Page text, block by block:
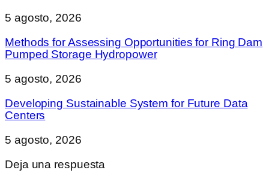
5 agosto, 2026
Methods for Assessing Opportunities for Ring Dam
Pumped Storage Hydropower
5 agosto, 2026
Developing Sustainable System for Future Data
Centers
5 agosto, 2026
Deja una respuesta